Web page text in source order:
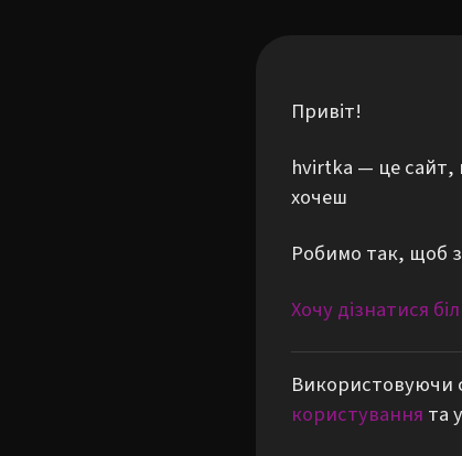
Привіт!
hvirtka — це
хочеш
Робимо так, щоб
Хочу дізнатися
Використовуючи
користування та